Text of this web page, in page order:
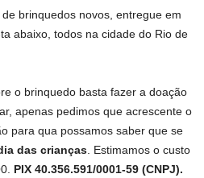
brinquedos novos, entregue em
abaixo, todos na cidade do Rio de
o brinquedo basta fazer a doação
apenas pedimos que acrescente o
para qua possamos saber que se
das crianças. Estimamos o custo
PIX 40.356.591/0001-59 (CNPJ).